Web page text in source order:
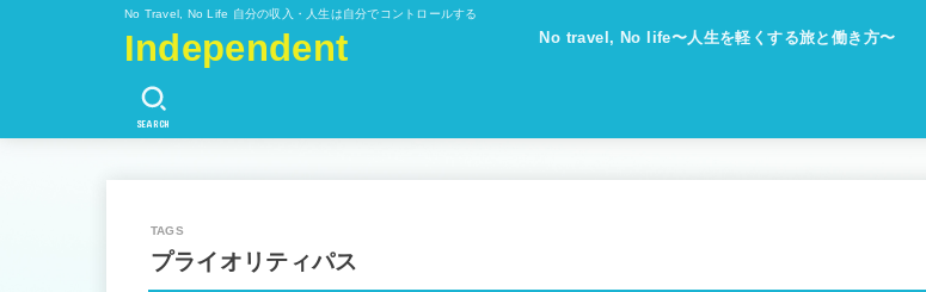
No Travel, No Life 自分の収入・人生は自分でコントロールする
Independent No travel, No life〜人生を軽くする旅と働き方〜
SEARCH
プライオリティパス